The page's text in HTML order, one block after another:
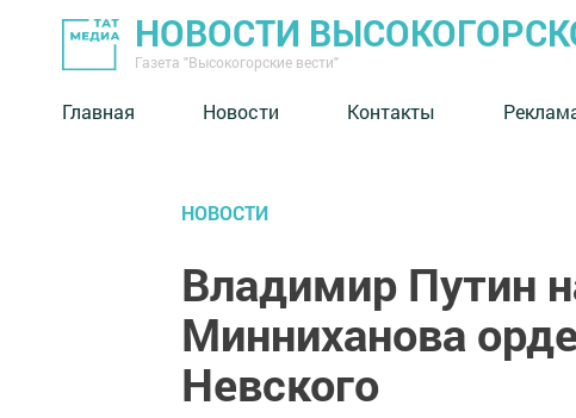
НОВОСТИ
Газета "Высокогорские вести"
Главная Новости Контакты
НОВОСТИ
Владимир Путин
Минниханова
Невского